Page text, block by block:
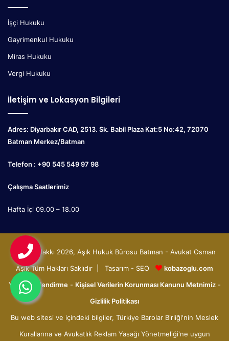
İşçi Hukuku
Gayrimenkul Hukuku
Miras Hukuku
Vergi Hukuku
İletişim ve Lokasyon Bilgileri
Adres: Diyarbakır CAD, 2513. Sk. Babil Plaza Kat:5 No:42, 72070
Batman Merkez/Batman
Telefon : +90 545 549 97 98
Çalışma Saatlerimiz
Hafta İçi 09.00 – 18.00
© Telif Hakkı 2026, Aşık Hukuk Bürosu Batman - Avukat Osman
Aşık Tüm Hakları Saklıdır | Tasarım - SEO
kobazoglu.com
Yasal Bilgilendirme- Kişisel Verilerin Korunması Kanunu Metnimiz-
Gizlilik Politikası
Bu web sitesi ve içindeki bilgiler, Türkiye Barolar Birliği'nin Meslek
Kurallarına ve Avukatlık Reklam Yasağı Yönetmeliği'ne uygun